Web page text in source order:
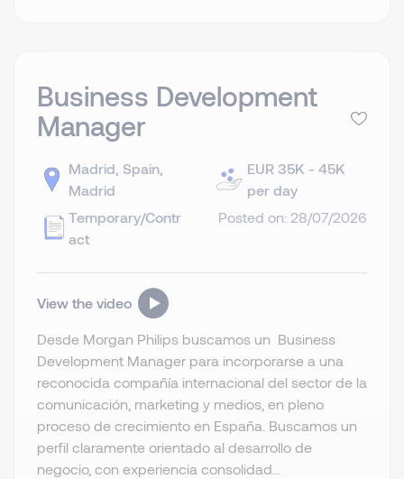
Business Development
Manager
Madrid, Spain,
Madrid
Temporary/Contr
act
EUR 35K - 45K
per day
Posted on: 28/07/2026
View the video
Desde Morgan Philips buscamos un Business
Development Manager para incorporarse a una
reconocida compañía internacional del sector de la
comunicación, marketing y medios, en pleno
proceso de crecimiento en España. Buscamos un
perfil claramente orientado al desarrollo de
negocio, con experiencia consolidad...